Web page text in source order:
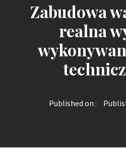
Zabudowa
realna
Published on :